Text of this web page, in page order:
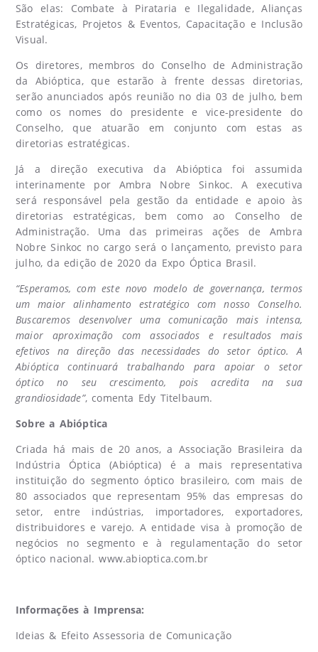
São elas: Combate à Pirataria e Ilegalidade, Alianças
Estratégicas, Projetos & Eventos, Capacitação e Inclusão
Visual.
Os diretores, membros do Conselho de Administração
da Abióptica, que estarão à frente dessas diretorias,
serão anunciados após reunião no dia 03 de julho, bem
como os nomes do presidente e vice-presidente do
Conselho, que atuarão em conjunto com estas as
diretorias estratégicas.
Já a direção executiva da Abióptica foi assumida
interinamente por Ambra Nobre Sinkoc. A executiva
será responsável pela gestão da entidade e apoio às
diretorias estratégicas, bem como ao Conselho de
Administração. Uma das primeiras ações de Ambra
Nobre Sinkoc no cargo será o lançamento, previsto para
julho, da edição de 2020 da Expo Óptica Brasil.
“Esperamos, com este novo modelo de governança, termos
um maior alinhamento estratégico com nosso Conselho.
Buscaremos desenvolver uma comunicação mais intensa,
maior aproximação com associados e resultados mais
efetivos na direção das necessidades do setor óptico. A
Abióptica continuará trabalhando para apoiar o setor
óptico no seu crescimento, pois acredita na sua
grandiosidade”, comenta Edy Titelbaum.
Sobre a Abióptica
Criada há mais de 20 anos, a Associação Brasileira da
Indústria Óptica (Abióptica) é a mais representativa
instituição do segmento óptico brasileiro, com mais de
80 associados que representam 95% das empresas do
setor, entre indústrias, importadores, exportadores,
distribuidores e varejo. A entidade visa à promoção de
negócios no segmento e à regulamentação do setor
óptico nacional.www.abioptica.com.br
Informações à Imprensa:
Ideias & Efeito Assessoria de Comunicação